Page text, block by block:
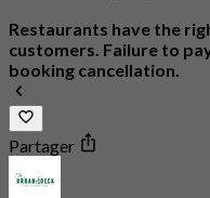
Restaurants have the
customers. Failure to
booking cancellation.
Partager